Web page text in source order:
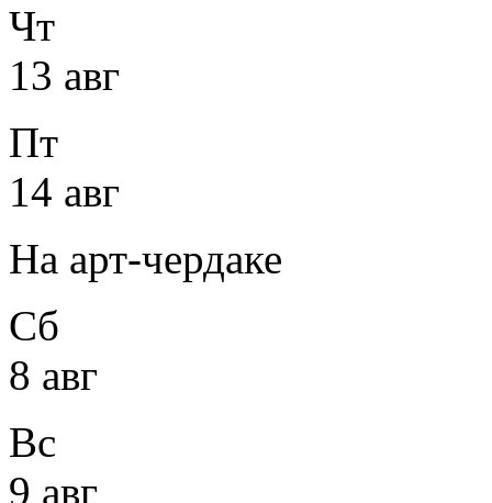
Чт
13 авг
Пт
14 авг
На арт-чердаке
Сб
8 авг
Вс
9 авг